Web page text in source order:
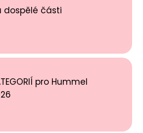
dospělé části
pro Hummel